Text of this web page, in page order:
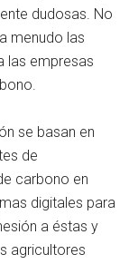
dudosas. No
menudo las
las empresas
se basan en
de
carbono en
digitales para
a éstas y
agricultores